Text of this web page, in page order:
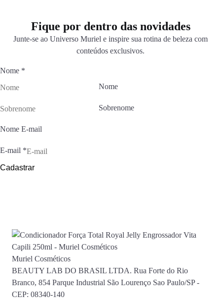
Fique por dentro das novidades
Junte-se ao Universo Muriel e inspire sua rotina de beleza com
conteúdos exclusivos.
Nome *
Nome
Sobrenome
Nome E-mail
E-mail *
Cadastrar
Muriel Cosméticos
BEAUTY LAB DO BRASIL LTDA. Rua Forte do Rio
Branco, 854 Parque Industrial São Lourenço Sao Paulo/SP -
CEP: 08340-140